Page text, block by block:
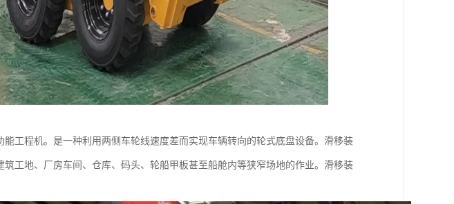
工程机。是一种利用两侧车轮线速度差而实现车辆转向的轮式底盘设备。滑移装
工地、厂房车间、仓库、码头、轮船甲板甚至船舱内等狭窄场地的作业。滑移装